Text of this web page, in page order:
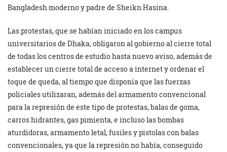
Bangladesh moderno y padre de Sheikn Hasina.
Las protestas, que se habían iniciado en los campus
universitarios de Dhaka, obligaron al gobierno al cierre total
de todas los centros de estudio hasta nuevo aviso, además de
establecer un cierre total de acceso a internet y ordenar el
toque de queda, al tiempo que disponía que las fuerzas
policiales utilizaran, además del armamento convencional
para la represión de este tipo de protestas, balas de goma,
carros hidrantes, gas pimienta, e incluso las bombas
aturdidoras, armamento letal, fusiles y pistolas con balas
convencionales, ya que la represión no había, conseguido